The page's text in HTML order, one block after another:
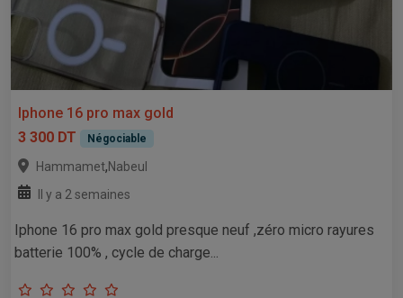
Iphone 16 pro max gold
3 300 DT
Négociable
Hammamet,Nabeul
Il y a 2 semaines
Iphone 16 pro max gold presque neuf ,zéro micro rayures
batterie 100% , cycle de charge...